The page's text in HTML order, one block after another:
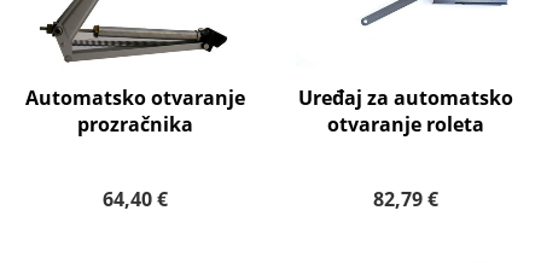
Automatsko otvaranje
prozračnika
64,40 €
Uređaj za automatsko
otvaranje roleta
82,79 €